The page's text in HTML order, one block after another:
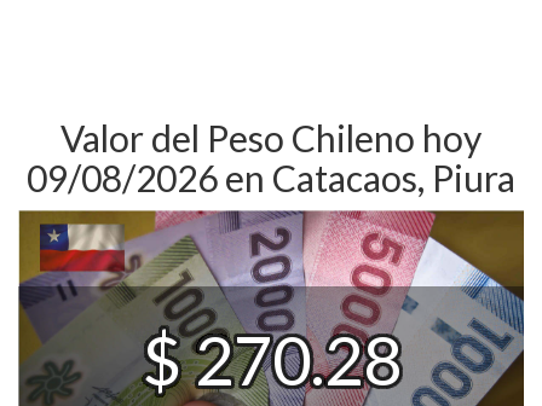
Valor del Peso Chileno hoy
09/08/2026 en Catacaos, Piura
$ 270.28